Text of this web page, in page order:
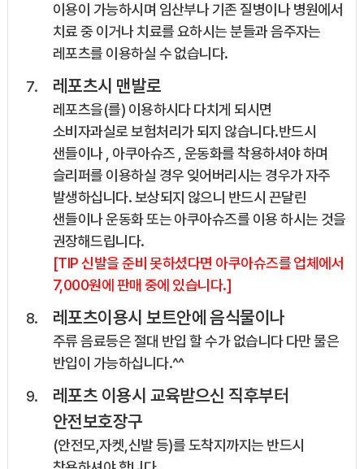
이용이 가능하시며 임산부나 기존 질병이나 병원에서
치료 중 이거나 치료를 요하시는 분들과 음주자는
레포츠를 이용하실 수 없습니다.
레포츠시 맨발로
레포츠을(를) 이용하시다 다치게 되시면
소비자과실로 보험처리가 되지 않습니다.반드시
샌들이나 , 아쿠아슈즈 , 운동화를 착용하셔야 하며
슬리퍼를 이용하실 경우 잊어버리시는 경우가 자주
발생하십니다. 보상되지 않으니 반드시 끈달린
샌들이나 운동화 또는 아쿠아슈즈를 이용 하시는 것을
권장해드립니다.
[TIP 신발을 준비 못하셨다면 아쿠아슈즈를 업체에서
7,000원에 판매 중에 있습니다.]
레포츠이용시 보트안에 음식물이나
주류 음료등은 절대 반입 할 수가 없습니다 다만 물은
반입이 가능하십니다.^^
레포츠 이용시 교육받으신 직후부터
안전보호장구
(안전모,자켓,신발 등)를 도착지까지는 반드시